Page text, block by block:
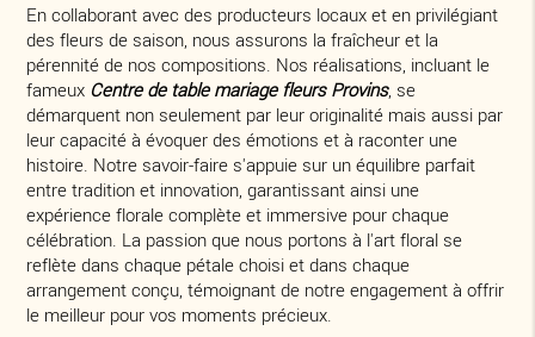
En collaborant avec des producteurs locaux et en privilégiant
des fleurs de saison, nous assurons la fraîcheur et la
pérennité de nos compositions. Nos réalisations, incluant le
fameux Centre de table mariage fleurs Provins, se
démarquent non seulement par leur originalité mais aussi par
leur capacité à évoquer des émotions et à raconter une
histoire. Notre savoir-faire s'appuie sur un équilibre parfait
entre tradition et innovation, garantissant ainsi une
expérience florale complète et immersive pour chaque
célébration. La passion que nous portons à l'art floral se
reflète dans chaque pétale choisi et dans chaque
arrangement conçu, témoignant de notre engagement à offrir
le meilleur pour vos moments précieux.